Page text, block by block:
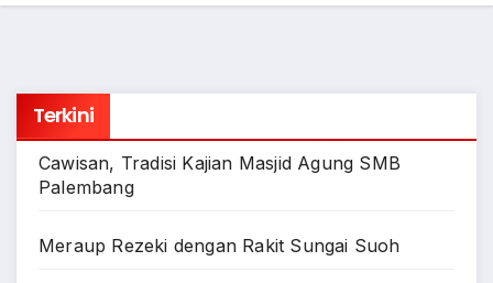
Terkini
Cawisan, Tradisi Kajian Masjid Agung SMB
Palembang
Meraup Rezeki dengan Rakit Sungai Suoh